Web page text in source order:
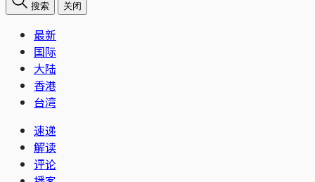
搜索 关闭
最新
国际
大陆
香港
台湾
速递
解读
评论